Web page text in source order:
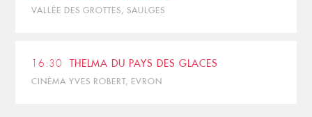
VALLÉE DES GROTTES, SAULGES
16:30 THELMA DU PAYS DES GLACES
CINÉMA YVES ROBERT, EVRON